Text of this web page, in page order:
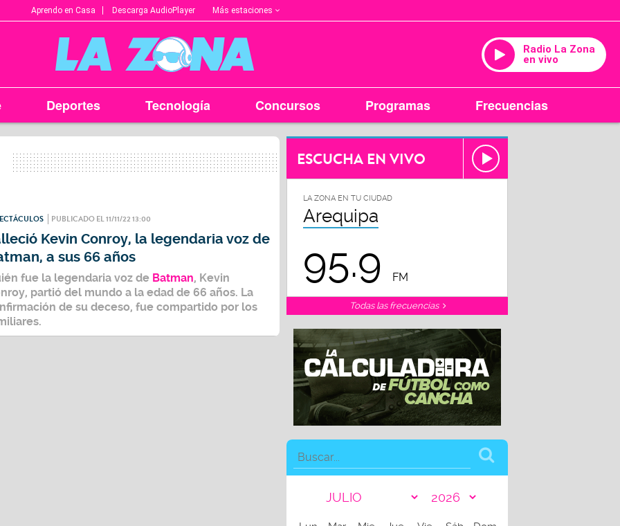
Aprendo en Casa Descarga AudioPlayer Más estaciones
Radio La Zona
en vivo
Deportes Tecnología Concursos Programas Frecuencias
PUBLICADO EL 11/11/22 13:00
Kevin Conroy, la legendaria voz de
a sus 66 años
fue la legendaria voz de Batman, Kevin
, partió del mundo a la edad de 66 años. La
de su deceso, fue compartido por los
ESCUCHA EN VIVO
LA ZONA EN TU CIUDAD
Arequipa
95.9 FM
Todas las frecuencias